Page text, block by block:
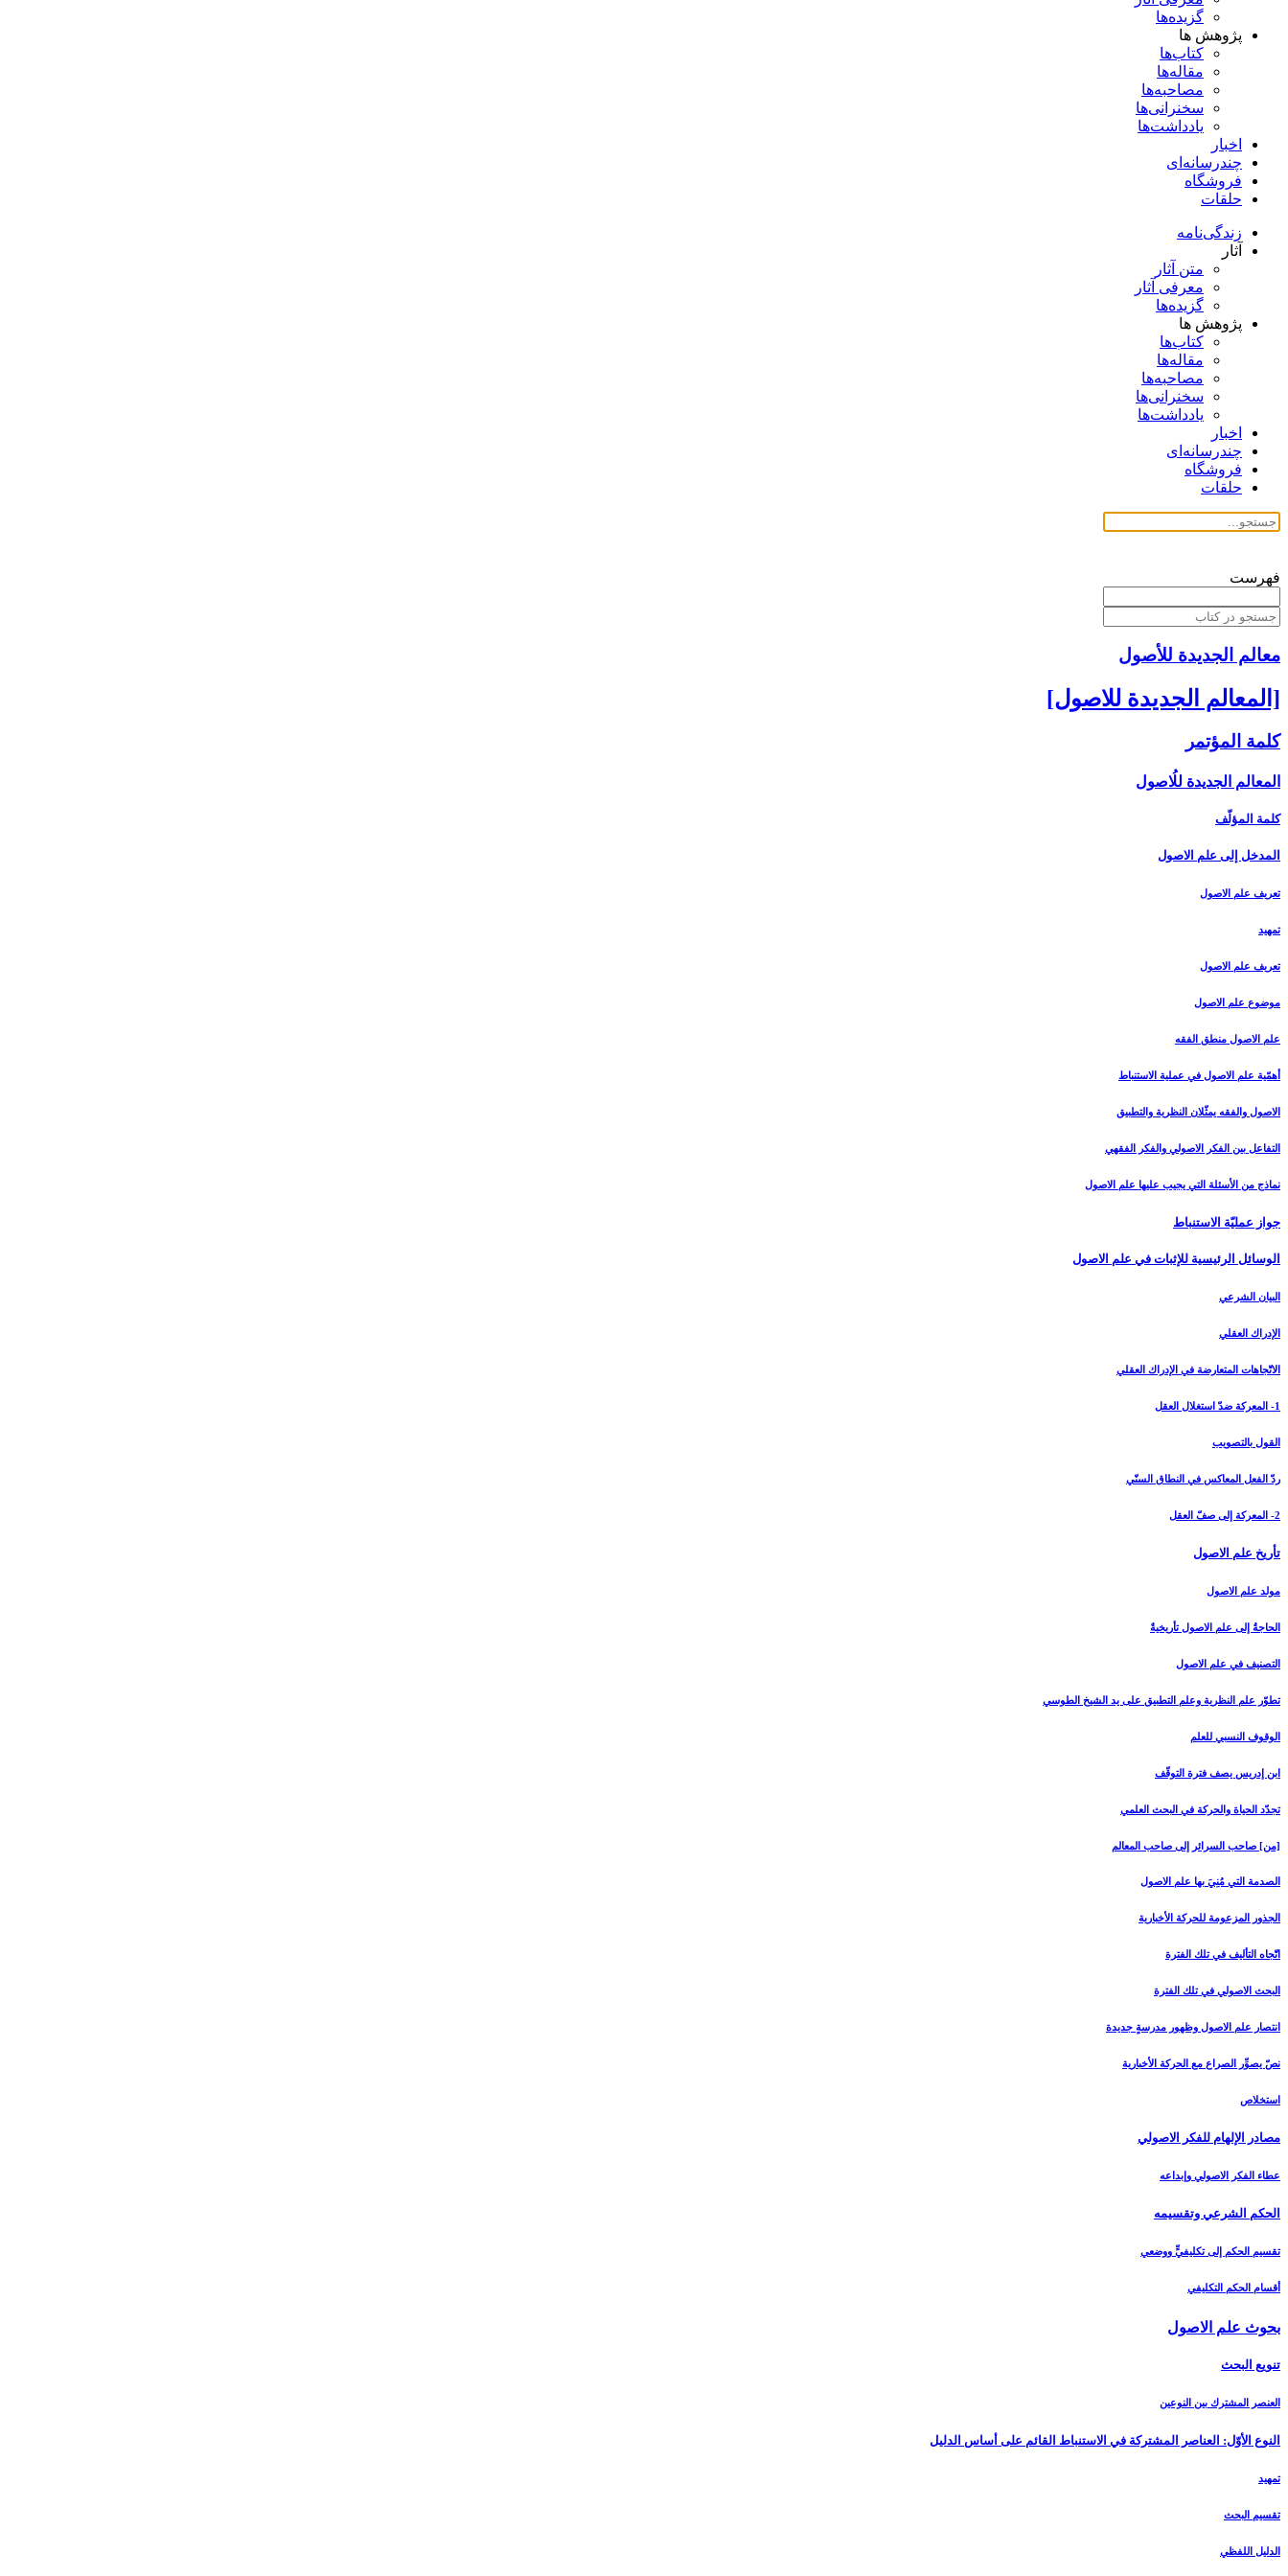
گزیده‌ها
پژوهش ها
کتاب‌ها
مقاله‌ها
مصاحبه‌ها
سخنرانی‌ها
یادداشت‌ها
اخبار
چندرسانه‌ای
فروشگاه
حلقات
زندگی‌نامه
آثار
متن آثار
معرفی آثار
گزیده‌ها
پژوهش ها
کتاب‌ها
مقاله‌ها
مصاحبه‌ها
سخنرانی‌ها
یادداشت‌ها
اخبار
چندرسانه‌ای
فروشگاه
حلقات
فهرست
معالم الجدیدة للأصول
[المعالم الجديدة للاصول‏]
كلمة المؤتمر
المعالم الجديدة للُاصول‏
كلمة المؤلّف
المدخل ‏إلى علم الاصول‏
تعريف علم الاصول‏
تمهيد
تعريف علم الاصول
موضوع علم الاصول
علم الاصول منطق الفقه
أهمّية علم الاصول في عملية الاستنباط
الاصول والفقه يمثّلان النظرية والتطبيق
التفاعل بين الفكر الاصولي والفكر الفقهي
نماذج من الأسئلة التي يجيب عليها علم الاصول
جواز عمليّة الاستنباط
الوسائل الرئيسية للإثبات في علم الاصول
البيان الشرعي‏
الإدراك العقلي‏
الاتّجاهات المتعارضة في الإدراك العقلي
1- المعركة ضدّ استغلال العقل
القول بالتصويب
ردّ الفعل المعاكس في النطاق السنّي
2- المعركة إلى صفّ العقل
تأريخ علم الاصول‏
مولد علم الاصول
الحاجةُ إلى علم الاصول تأريخيةٌ
التصنيف في علم الاصول
تطوّر علم النظرية وعلم التطبيق على يد الشيخ الطوسي
الوقوف النسبي للعلم
ابن إدريس يصف فترة التوقّف
تجدّد الحياة والحركة في البحث العلمي
[من‏] صاحب السرائر إلى صاحب المعالم
الصدمة التي مُنِيَ بها علم الاصول
الجذور المزعومة للحركة الأخبارية
اتّجاه التأليف في تلك الفترة
البحث الاصولي في تلك الفترة
انتصار علم الاصول وظهور مدرسةٍ جديدة
نصّ يصوِّر الصراع مع الحركة الأخبارية
استخلاص
مصادر الإلهام للفكر الاصولي‏
عطاء الفكر الاصولي وإبداعه
الحكم الشرعي وتقسيمه‏
تقسيم الحكم إلى تكليفيٍّ ووضعي
أقسام الحكم التكليفي
بحوث علم الاصول‏
تنويع البحث‏
العنصر المشترك بين النوعين
النوع الأوّل: العناصر المشتركة في الاستنباط القائم على أساس الدليل‏
تمهيد
تقسيم البحث
الدليل اللفظي‏